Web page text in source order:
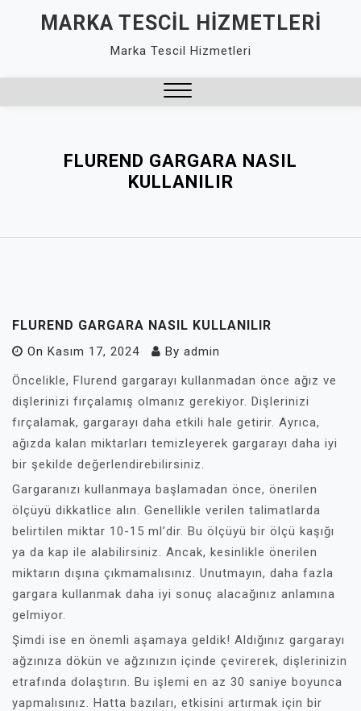
MARKA TESCIL HIZMETLERI
Marka Tescil Hizmetleri
FLUREND GARGARA NASIL
KULLANILIR
FLUREND GARGARA NASIL KULLANILIR
On Kasım 17, 2024 By admin
Öncelikle, Flurend gargarayı kullanmadan önce ağız ve
dişlerinizi fırçalamış olmanız gerekiyor. Dişlerinizi
fırçalamak, gargarayı daha etkili hale getirir. Ayrıca,
ağızda kalan miktarları temizleyerek gargarayı daha iyi
bir şekilde değerlendirebilirsiniz.
Gargaranızı kullanmaya başlamadan önce, önerilen
ölçüyü dikkatlice alın. Genellikle verilen talimatlarda
belirtilen miktar 10-15 ml’dir. Bu ölçüyü bir ölçü kaşığı
ya da kap ile alabilirsiniz. Ancak, kesinlikle önerilen
miktarın dışına çıkmamalısınız. Unutmayın, daha fazla
gargara kullanmak daha iyi sonuç alacağınız anlamına
gelmiyor.
Şimdi ise en önemli aşamaya geldik! Aldığınız gargarayı
ağzınıza dökün ve ağzınızın içinde çevirerek, dişlerinizin
etrafında dolaştırın. Bu işlemi en az 30 saniye boyunca
yapmalısınız. Hatta bazıları, etkisini artırmak için bir